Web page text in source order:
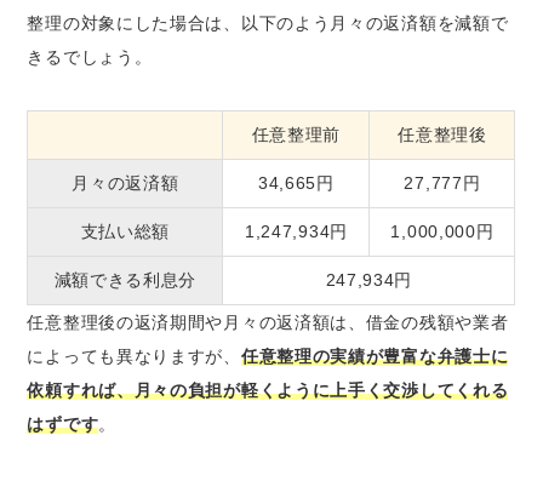
整理の対象にした場合は、以下のよう月々の返済額を減額で
きるでしょう。
任意整理前 任意整理後
月々の返済額 34,665円 27,777円
支払い総額 1,247,934円 1,000,000円
減額できる利息分 247,934円
任意整理後の返済期間や月々の返済額は、借金の残額や業者
によっても異なりますが、 任意整理の実績が豊富な弁護士に
依頼すれば、月々の負担が軽くように上手く交渉してくれる
はずです。